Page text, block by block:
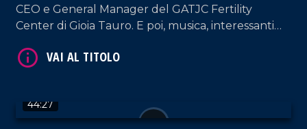
CEO e General Manager del GATJC Fertility
Center di Gioia Tauro. E poi, musica, interessanti
44:27